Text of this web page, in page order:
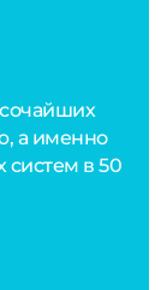
а именно
систем в 50